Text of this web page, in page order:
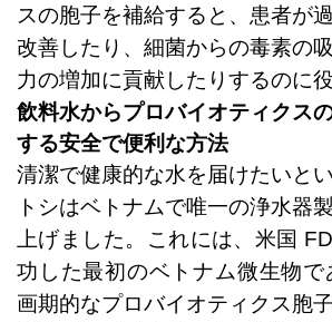
スの胞子を補給すると、患者が
改善したり、細菌からの毒素の
力の増加に貢献したりするのに役
飲料水からプロバイオティクス
する安全で便利な方法
清潔で健康的な水を届けたいと
トシはベトナムで唯一の浄水器
上げました。これには、米国
功した最初のベトナム微生物で
画期的なプロバイオティクス胞